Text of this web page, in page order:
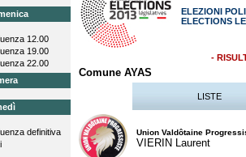
12.00
19.00
22.00
definitiva
ELEZIONI
ELECTIONS
-
Comune AYAS
LISTE
Union Valdôtaine
VIERIN Laurent